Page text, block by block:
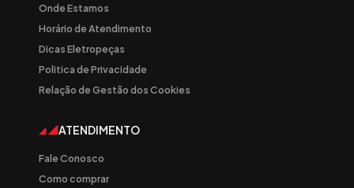
Onde Estamos
Horário de Atendimento
Dicas Eletropeças
Politica de Privacidade
Relação de Gestão dos Cookies
ATENDIMENTO
Fale Conosco
Como comprar